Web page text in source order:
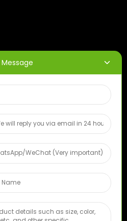
ایمیل خود را وارد کنید تا آخرین